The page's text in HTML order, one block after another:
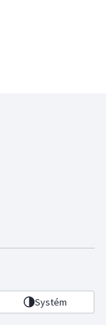
Systém